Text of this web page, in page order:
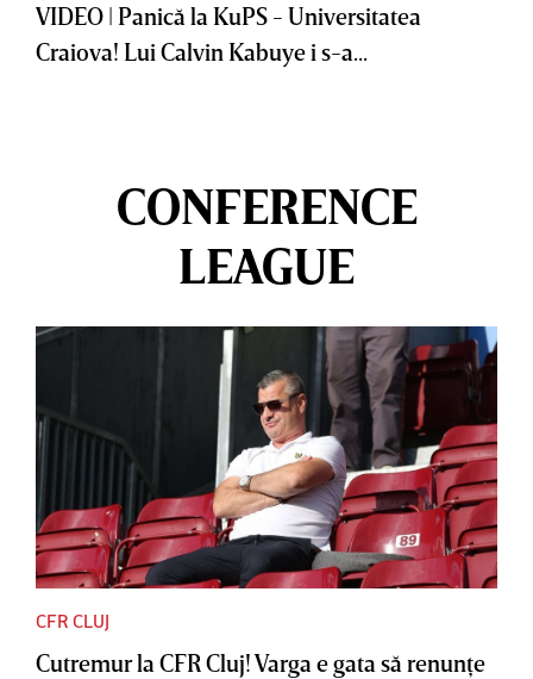
VIDEO | Panică la KuPS - Universitatea
Craiova! Lui Calvin Kabuye i s-a...
CONFERENCE
LEAGUE
CFR CLUJ
Cutremur la CFR Cluj! Varga e gata să renunţe